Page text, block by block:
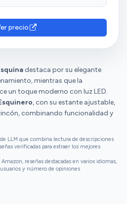
precio
destaca por su elegante
mientras que la
un toque moderno con luz LED.
, con su estante ajustable,
combinando funcionalidad y
LLM que combina lectura de descripciones
verificadas para extraer los mejores
reseñas destacadas en varios idiomas,
y número de opiniones